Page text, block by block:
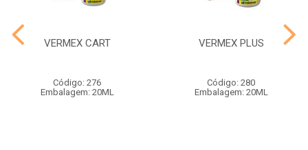
VERMEX CART
Código: 276
Embalagem: 20ML
VERMEX PLUS
Código: 280
Embalagem: 20ML